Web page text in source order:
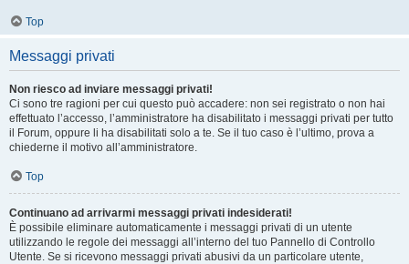
Top
Messaggi privati
Non riesco ad inviare messaggi privati!
Ci sono tre ragioni per cui questo può accadere: non sei registrato o non hai
effettuato l’accesso, l’amministratore ha disabilitato i messaggi privati per tutto
il Forum, oppure li ha disabilitati solo a te. Se il tuo caso è l’ultimo, prova a
chiederne il motivo all’amministratore.
Top
Continuano ad arrivarmi messaggi privati indesiderati!
È possibile eliminare automaticamente i messaggi privati ​​di un utente
utilizzando le regole dei messaggi all’interno del tuo Pannello di Controllo
Utente. Se si ricevono messaggi privati ​​abusivi da un particolare utente,